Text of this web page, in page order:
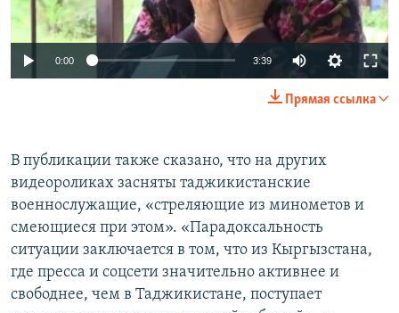
720p 1080p
0:00 3:39
720p
1080p
Прямая ссылка
В публикации также сказано, что на других
видеороликах засняты таджикистанские
военнослужащие, «стреляющие из минометов и
смеющиеся при этом». «Парадоксальность
ситуации заключается в том, что из Кыргызстана,
где пресса и соцсети значительно активнее и
свободнее, чем в Таджикистане, поступает